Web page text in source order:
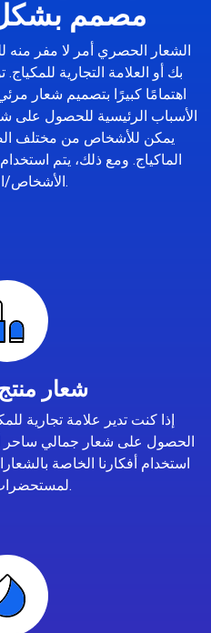
مصمم
الشعار الحصري أمر لا مفر منه
بك أو العلامة التجارية للمكياج.
اهتمامًا كبيرًا بتصميم شعار
الأسباب الرئيسية للحصول على
يمكن للأشخاص من مختلف
الماكياج. ومع ذلك، يتم
الأشخاص/الصناعات.
شعار
إذا كنت تدير علامة تجارية
الحصول على شعار جمالي ساحر
استخدام أفكارنا الخاصة
لمستحضرات التجميل.